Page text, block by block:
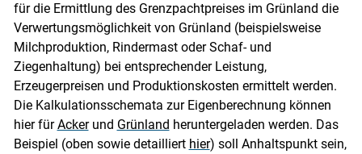
für die Ermittlung des Grenzpachtpreises im Grünland die
Verwertungsmöglichkeit von Grünland (beispielsweise
Milchproduktion, Rindermast oder Schaf- und
Ziegenhaltung) bei entsprechender Leistung,
Erzeugerpreisen und Produktionskosten ermittelt werden.
Die Kalkulationsschemata zur Eigenberechnung können
hier fürAckerund Grünland heruntergeladen werden. Das
Beispiel (oben sowie detailliert hier) soll Anhaltspunkt sein,